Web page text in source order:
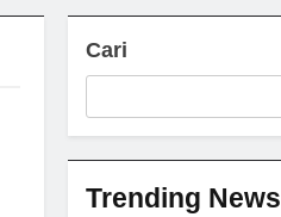
Cari
Trending News